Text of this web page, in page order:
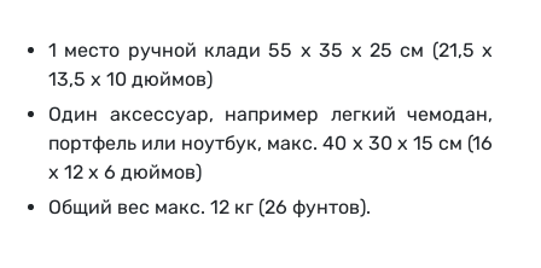
1 место ручной клади 55 x 35 x 25 см (21,5 x
13,5 x 10 дюймов)
Один аксессуар, например легкий чемодан,
портфель или ноутбук, макс. 40 x 30 x 15 см (16
x 12 x 6 дюймов)
Общий вес макс. 12 кг (26 фунтов).